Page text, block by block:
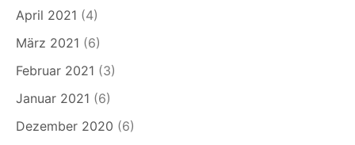
April 2021 (4)
März 2021 (6)
Februar 2021 (3)
Januar 2021 (6)
Dezember 2020 (6)